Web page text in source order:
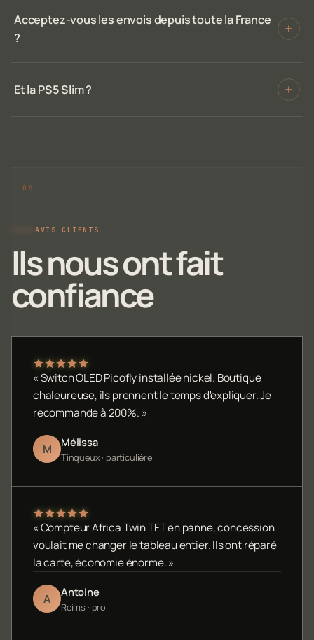
Acceptez-vous les envois depuis toute la France
?
Et la PS5 Slim ?
AVIS CLIENTS
Ils nous ont fait
confiance
« Switch OLED Picofly installée nickel. Boutique
chaleureuse, ils prennent le temps d'expliquer. Je
recommande à 200%. »
M Mélissa
Tinqueux · particulière
« Compteur Africa Twin TFT en panne, concession
voulait me changer le tableau entier. Ils ont réparé
la carte, économie énorme. »
A Antoine
Reims · pro